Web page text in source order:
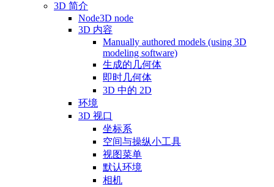
3D 简介
Node3D node
3D 内容
Manually authored models (using 3D
modeling software)
生成的几何体
即时几何体
3D 中的 2D
环境
3D 视口
坐标系
空间与操纵小工具
视图菜单
默认环境
相机